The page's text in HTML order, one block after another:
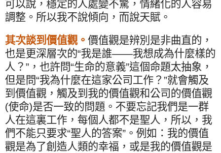
可以說，穩定的人處變不驚，情緒化的人容易
調整。所以我不說傾向，而說天賦。
其次談到價值觀。 價值觀是辨別是非曲直的，
也是更深層次的“我是誰——我想成為什麼樣的
人？”，也許問“生命的意義”這個命題太抽象，
但是問“我為什麼在這家公司工作？”就會觸及
到價值觀，觸及到我的價值觀和公司的價值觀
(使命)是否一致的問題。不要忘記我們是一群
人在這裏工作，每個人都不是聖人，所以，我
們不能只要求“聖人的答案”。例如：我的價值
觀是為了創造人類的幸福，或是我的價值觀是